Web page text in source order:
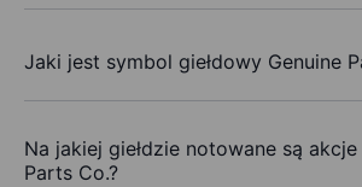
Jaki jest symbol giełdowy Genuine
Na jakiej giełdzie notowane są akcje
Parts Co.?